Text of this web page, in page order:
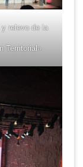
relevo de la
Territorial»